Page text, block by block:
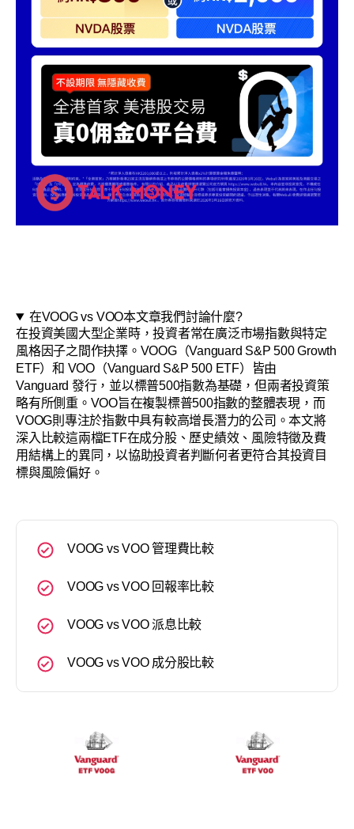
在VOOG vs VOO本文章我們討論什麼?
在投資美國大型企業時，投資者常在廣泛市場指數與特定
風格因子之間作抉擇。VOOG（Vanguard S&P 500 Growth
ETF）和 VOO（Vanguard S&P 500 ETF）皆由
Vanguard 發行，並以標普500指數為基礎，但兩者投資策
略有所側重。VOO旨在複製標普500指數的整體表現，而
VOOG則專注於指數中具有較高增長潛力的公司。本文將
深入比較這兩檔ETF在成分股、歷史績效、風險特徵及費
用結構上的異同，以協助投資者判斷何者更符合其投資目
標與風險偏好。
VOOG vs VOO 管理費比較
VOOG vs VOO 回報率比較
VOOG vs VOO 派息比較
VOOG vs VOO 成分股比較